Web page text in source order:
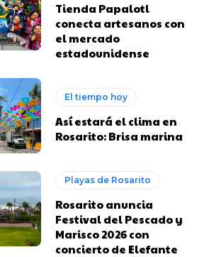
Tienda Papalotl
conecta artesanos con
el mercado
estadounidense
El tiempo hoy
Así estará el clima en
Rosarito: Brisa marina
Playas de Rosarito
Rosarito anuncia
Festival del Pescado y
Marisco 2026 con
concierto de Elefante